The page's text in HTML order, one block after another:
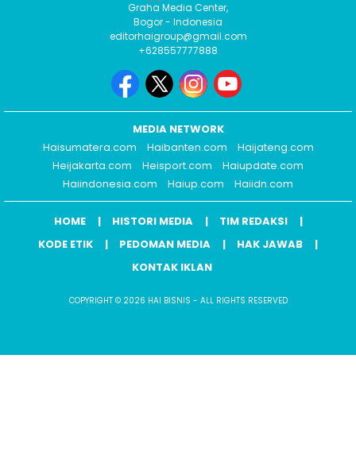
Graha Media Center,
Bogor - Indonesia
editorhaigroup@gmail.com
+628557777888
MEDIA NETWORK
Haisumatera.com
Haibanten.com
Haijateng.com
Heijakarta.com
Heisport.com
Haiupdate.com
Haiindonesia.com
Haiup.com Haiidn.com
HOME HISTORI MEDIA
TIM REDAKSI
KODE ETIK
PEDOMAN MEDIA
HAK JAWAB
KONTAK IKLAN
COPYRIGHT © 2026 HAI BISNIS - ALL RIGHTS RESERVED